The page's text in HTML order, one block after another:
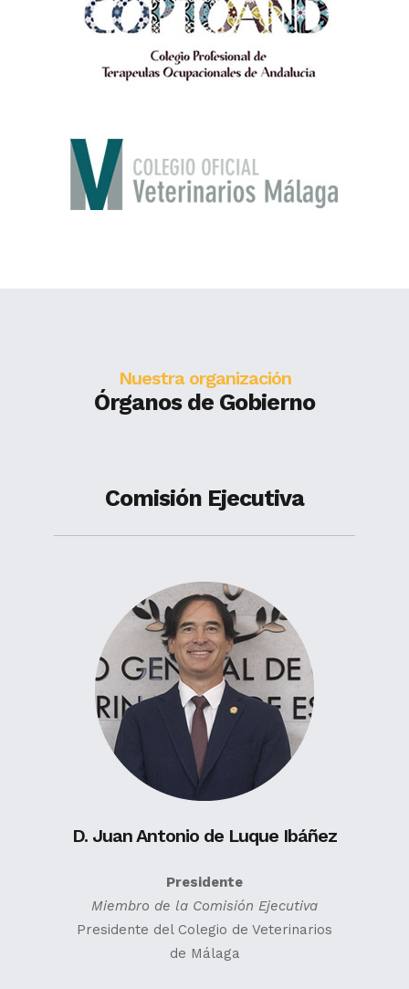
Nuestra organización
Órganos de Gobierno
Comisión Ejecutiva
D. Juan Antonio de Luque Ibáñez
Presidente
Miembro de la Comisión Ejecutiva
Presidente del Colegio de Veterinarios
de Málaga